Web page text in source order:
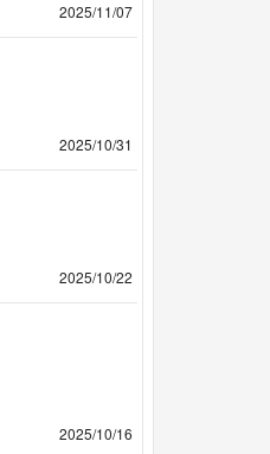
2025/11/07
2025/10/31
2025/10/22
2025/10/16